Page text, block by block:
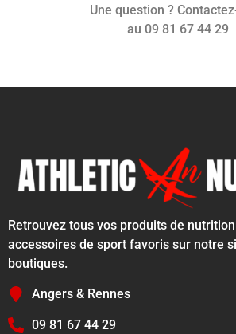
Une question ?
au 09 81 67 44 29
Retrouvez tous vos produits de
accessoires de sport favoris sur notre
boutiques.
Angers & Rennes
09 81 67 44 29